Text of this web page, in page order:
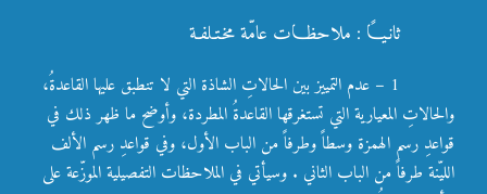
ثانـيـاً : ملاحظـات عامّة مخـتـلفـة
1 – عدم التمييز بين الحالاتِ الشاذة التي لا تنطبق عليها القاعدةُ،
والحالاتِ المعيارية التي تستغرقها القاعدةُ المطردة، وأوضح ما ظهر ذلك في
قواعدِ رسم الهمزة وسطاً وطرفاً من الباب الأول، وفي قواعدِ رسم الألف
الليّنة طرفاً من الباب الثاني . وسيأتي في الملاحظات التفصيلية الموزّعة على